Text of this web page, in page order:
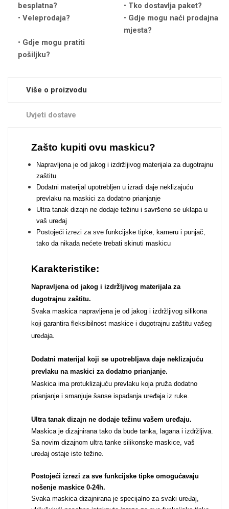
besplatna?
Tko dostavlja paket?
Veleprodaja?
Gdje mogu naći prodajna
mjesta?
Gdje mogu pratiti
pošiljku?
Više o proizvodu
Uvjeti dostave
Zašto kupiti ovu maskicu?
Napravljena je od jakog i izdržljivog materijala za dugotrajnu
zaštitu
Dodatni materijal upotrebljen u izradi daje neklizajuću
prevlaku na maskici za dodatno prianjanje
Ultra tanak dizajn ne dodaje težinu i savršeno se uklapa u
vaš uređaj
Postojeći izrezi za sve funkcijske tipke, kameru i punjač,
tako da nikada nećete trebati skinuti maskicu
Karakteristike:
Napravljena od jakog i izdržljivog materijala za
dugotrajnu zaštitu.
Svaka maskica napravljena je od jakog i izdržljivog silikona
koji garantira fleksibilnost maskice i dugotrajnu zaštitu vašeg
uređaja.
Dodatni materijal koji se upotrebljava daje neklizajuću
prevlaku na maskici za dodatno prianjanje.
Maskica ima protuklizajuću prevlaku koja pruža dodatno
prianjanje i smanjuje šanse ispadanja uređaja iz ruke.
Ultra tanak dizajn ne dodaje težinu vašem uređaju.
Maskica je dizajnirana tako da bude tanka, lagana i izdržljiva.
Sa novim dizajnom ultra tanke silikonske maskice, vaš
uređaj ostaje iste težine.
Postojeći izrezi za sve funkcijske tipke omogućavaju
nošenje maskice 0-24h.
Svaka maskica dizajnirana je specijalno za svaki uređaj,
Zodiac
Monogrami
Za njega
Svijet životinja Auto - Moto motivi
Mandale / Cvjetni
motivi